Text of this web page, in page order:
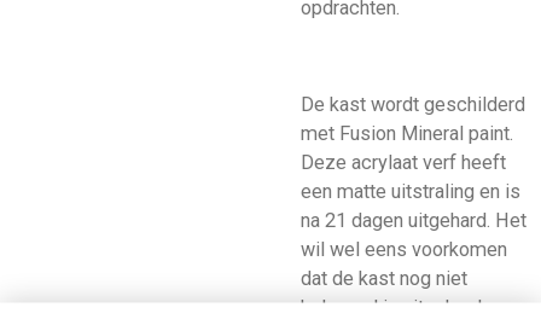
opdrachten.
De kast wordt geschilderd
met Fusion Mineral paint.
Deze acrylaat verf heeft
een matte uitstraling en is
na 21 dagen uitgehard. Het
wil wel eens voorkomen
dat de kast nog niet
helemaal is uitgehard